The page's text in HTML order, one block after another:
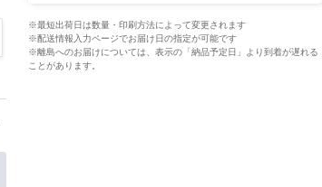
※最短出荷日は数量・印刷方法によって変更されます
※配送情報入力ページでお届け日の指定が可能です
※離島へのお届けについては、表示の「納品予定日」より到着が遅れる
ことがあります。